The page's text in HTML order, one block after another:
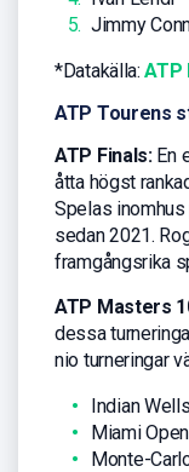
Jimmy
*Datakälla:ATP
ATP Tourens
ATP Finals: En
åtta högst
Spelas inomhus
sedan 2021.
framgångsrika
ATP Masters
dessa
nio turneringar
Indian
Miami
Monte-